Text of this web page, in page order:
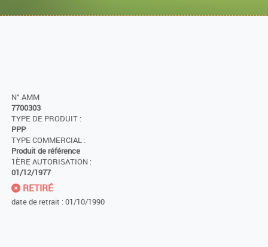
N° AMM
7700303
TYPE DE PRODUIT :
PPP
TYPE COMMERCIAL :
Produit de référence
1ÈRE AUTORISATION :
01/12/1977
RETIRÉ
date de retrait : 01/10/1990